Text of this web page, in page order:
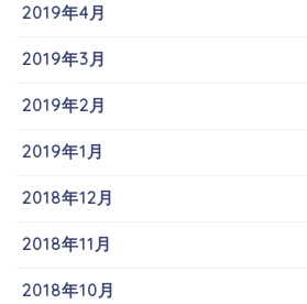
2019年4月
2019年3月
2019年2月
2019年1月
2018年12月
2018年11月
2018年10月